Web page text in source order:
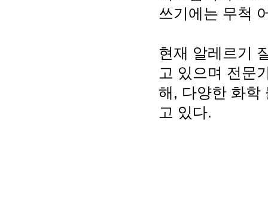
쓰기에는 무척
현재 알레르기
고 있으며 전문
해, 다양한 화학
고 있다.